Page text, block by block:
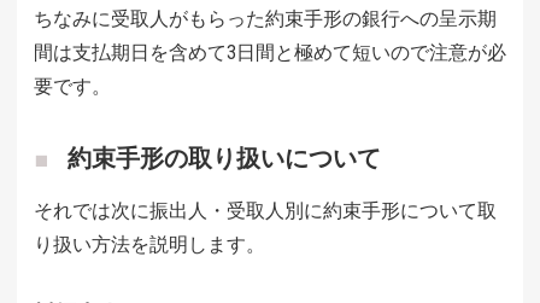
ちなみに受取人がもらった約束手形の銀行への呈示期
間は支払期日を含めて3日間と極めて短いので注意が必
要です。
約束手形の取り扱いについて
それでは次に振出人・受取人別に約束手形について取
り扱い方法を説明します。